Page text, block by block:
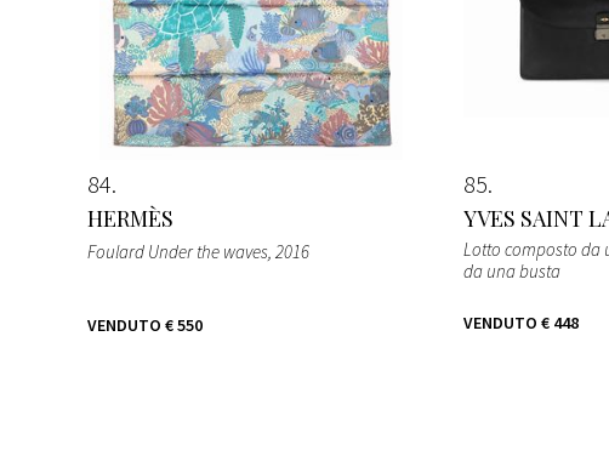
84
HERMÈS
Foulard Under the waves, 2016
VENDUTO € 550
85
YVES SAINT
Lotto composto da
da una busta
VENDUTO € 448